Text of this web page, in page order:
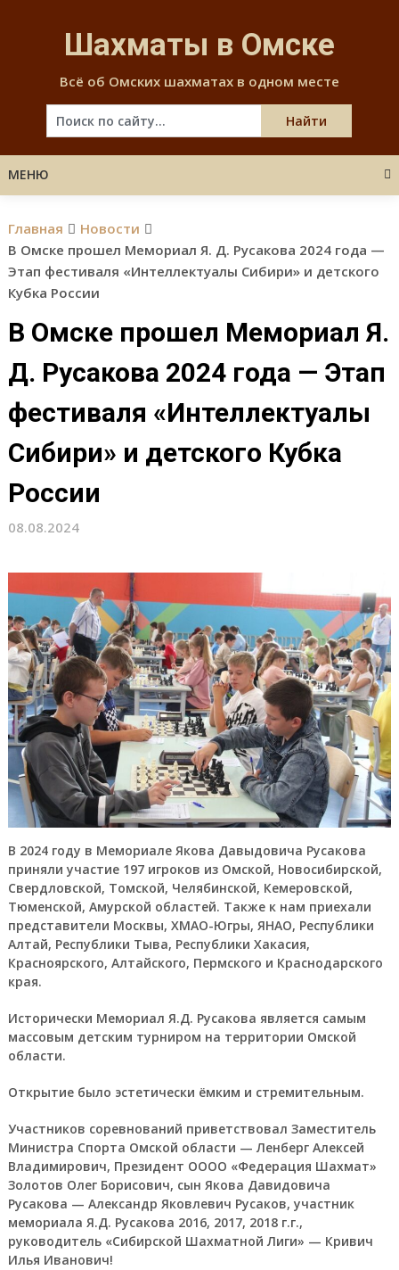
content
Шахматы в Омске
Всё об Омских шахматах в одном месте
МЕНЮ
Главная
Новости
В Омске прошел Мемориал Я. Д. Русакова 2024 года —
Этап фестиваля «Интеллектуалы Сибири» и детского
Кубка России
В Омске прошел Мемориал Я.
Д. Русакова 2024 года — Этап
фестиваля «Интеллектуалы
Сибири» и детского Кубка
России
08.08.2024
В 2024 году в Мемориале Якова Давыдовича Русакова
приняли участие 197 игроков из Омской, Новосибирской,
Свердловской, Томской, Челябинской, Кемеровской,
Тюменской, Амурской областей. Также к нам приехали
представители Москвы, ХМАО-Югры, ЯНАО, Республики
Алтай, Республики Тыва, Республики Хакасия,
Красноярского, Алтайского, Пермского и Краснодарского
края.
Исторически Мемориал Я.Д. Русакова является самым
массовым детским турниром на территории Омской
области.
Открытие было эстетически ёмким и стремительным.
Участников соревнований приветствовал Заместитель
Министра Спорта Омской области — Ленберг Алексей
Владимирович, Президент ОООО «Федерация Шахмат»
Золотов Олег Борисович, сын Якова Давидовича
Русакова — Александр Яковлевич Русаков, участник
мемориала Я.Д. Русакова 2016, 2017, 2018 г.г.,
руководитель «Сибирской Шахматной Лиги» — Кривич
Илья Иванович!